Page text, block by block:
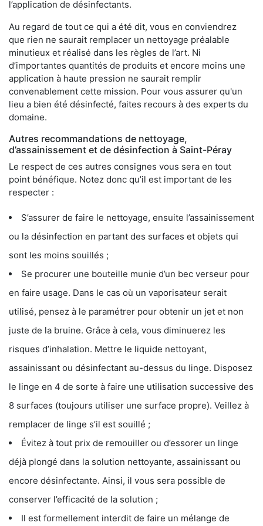
l’application de désinfectants.
Au regard de tout ce qui a été dit, vous en conviendrez
que rien ne saurait remplacer un nettoyage préalable
minutieux et réalisé dans les règles de l’art. Ni
d’importantes quantités de produits et encore moins une
application à haute pression ne saurait remplir
convenablement cette mission. Pour vous assurer qu'un
lieu a bien été désinfecté, faites recours à des experts du
domaine.
Autres recommandations de nettoyage,
d’assainissement et de désinfection à Saint-Péray
Le respect de ces autres consignes vous sera en tout
point bénéfique. Notez donc qu’il est important de les
respecter :
S’assurer de faire le nettoyage, ensuite l’assainissement
ou la désinfection en partant des surfaces et objets qui
sont les moins souillés ;
Se procurer une bouteille munie d’un bec verseur pour
en faire usage. Dans le cas où un vaporisateur serait
utilisé, pensez à le paramétrer pour obtenir un jet et non
juste de la bruine. Grâce à cela, vous diminuerez les
risques d’inhalation. Mettre le liquide nettoyant,
assainissant ou désinfectant au-dessus du linge. Disposez
le linge en 4 de sorte à faire une utilisation successive des
8 surfaces (toujours utiliser une surface propre). Veillez à
remplacer de linge s’il est souillé ;
Évitez à tout prix de remouiller ou d’essorer un linge
déjà plongé dans la solution nettoyante, assainissant ou
encore désinfectante. Ainsi, il vous sera possible de
conserver l’efficacité de la solution ;
Il est formellement interdit de faire un mélange de